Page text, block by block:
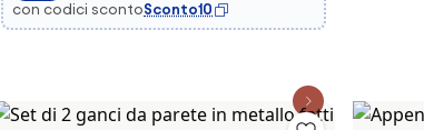
con codici scontoSconto10